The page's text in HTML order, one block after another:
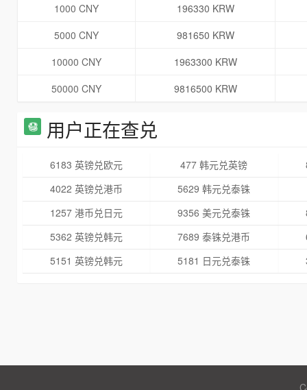
1000 CNY
196330 KRW
5000 CNY
981650 KRW
10000 CNY
1963300 KRW
50000 CNY
9816500 KRW
用户正在查兑
6183 英镑兑欧元 477 韩元兑英镑
4022 英镑兑港币
5629 韩元兑泰铢
1257 港币兑日元
9356 美元兑泰铢
5362 英镑兑韩元
7689 泰铢兑港币
5151 英镑兑韩元
5181 日元兑泰铢